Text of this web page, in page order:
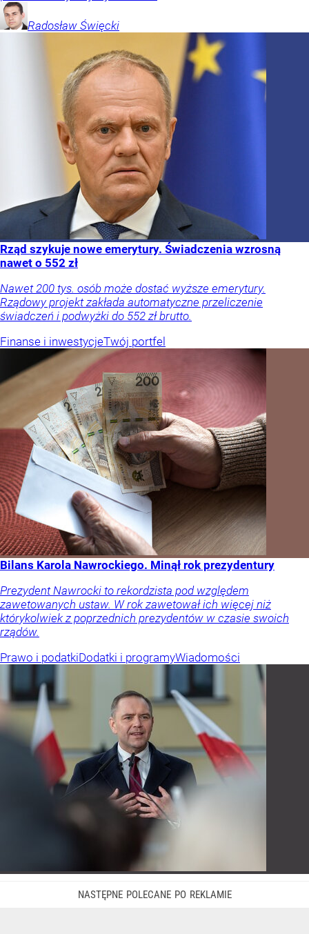
Radosław Święcki
Rząd szykuje nowe emerytury. Świadczenia wzrosną
nawet o 552 zł
Nawet 200 tys. osób może dostać wyższe emerytury.
Rządowy projekt zakłada automatyczne przeliczenie
świadczeń i podwyżki do 552 zł brutto.
Finanse i inwestycjeTwój portfel
Bilans Karola Nawrockiego. Minął rok prezydentury
Prezydent Nawrocki to rekordzista pod względem
zawetowanych ustaw. W rok zawetował ich więcej niż
którykolwiek z poprzednich prezydentów w czasie swoich
rządów.
Prawo i podatkiDodatki i programyWiadomości